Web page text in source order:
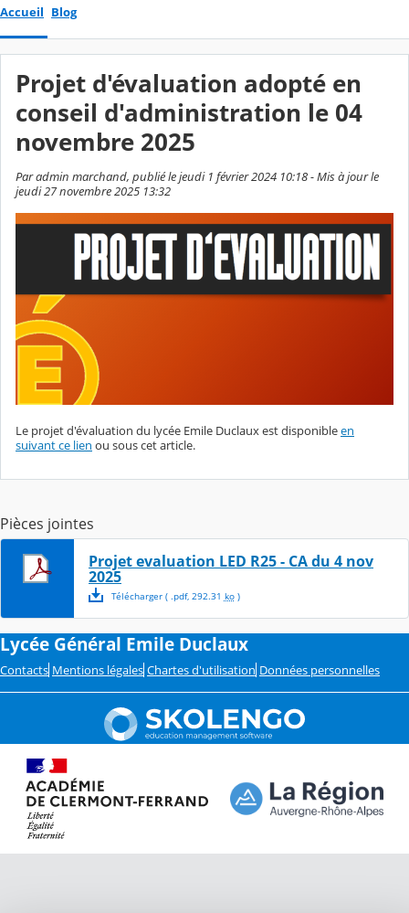
Accueil Blog
Projet d'évaluation adopté en
conseil d'administration le 04
novembre 2025
Par admin marchand, publié le jeudi 1 février 2024 10:18 - Mis à jour le
jeudi 27 novembre 2025 13:32
Le projet d'évaluation du lycée Emile Duclaux est disponibleen
suivant ce lien ou sous cet article.
Pièces jointes
Projet evaluation LED R25 - CA du 4 nov
2025
Télécharger( .pdf, 292.31 ko)
Lycée Général Emile Duclaux
Contacts Mentions légales Chartes d'utilisation Données personnelles